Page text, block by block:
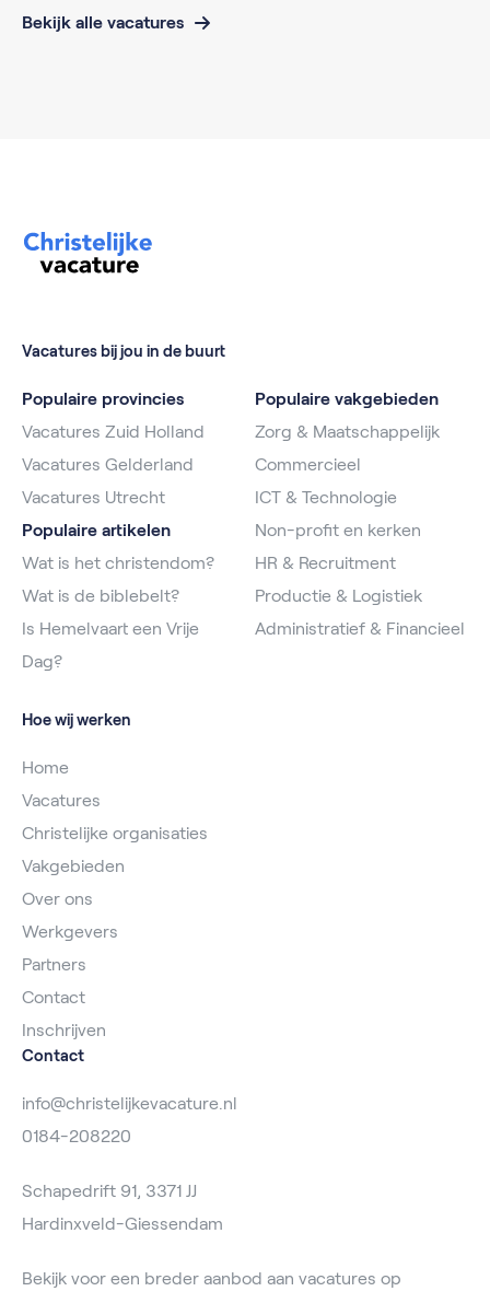
Bekijk alle vacatures
Vacatures bij jou in de buurt
Populaire provincies
Vacatures Zuid Holland
Vacatures Gelderland
Vacatures Utrecht
Populaire artikelen
Wat is het christendom?
Wat is de biblebelt?
Is Hemelvaart een Vrije
Dag?
Populaire vakgebieden
Zorg & Maatschappelijk
Commercieel
ICT & Technologie
Non-profit en kerken
HR & Recruitment
Productie & Logistiek
Administratief & Financieel
Hoe wij werken
Home
Vacatures
Christelijke organisaties
Vakgebieden
Over ons
Werkgevers
Partners
Contact
Inschrijven
Contact
info@christelijkevacature.nl
0184-208220
Schapedrift 91, 3371 JJ
Hardinxveld-Giessendam
Bekijk voor een breder aanbod aan vacatures op